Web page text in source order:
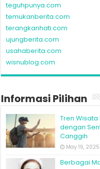
teguhpunya.com
temukanberita.com
terangkanhati.com
ujungberita.com
usahaberita.com
wisnublog.com
Informasi Pilihan
Tren
dengan
Canggih
May 19, 2025
Berbagai